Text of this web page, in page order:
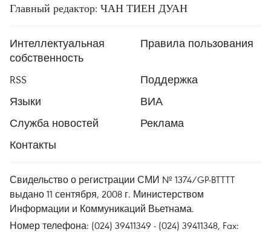
Главный редактор: ЧАН ТИЕН ДУАН
Интеллектуальная
собственность
Правила пользования
RSS
Поддержка
Языки
ВИА
Служба новостей
Реклама
Контакты
Свидельство о регистрации СМИ № 1374/GP-BTTTT
выдано 11 сентября, 2008 г. Министерством
Информации и Коммуникаций Вьетнама.
Номер телефона: (024) 39411349 - (024) 39411348, Fax: